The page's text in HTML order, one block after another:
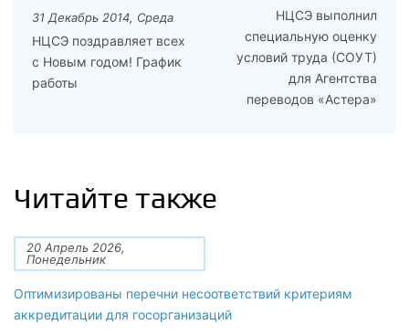
31 Декабрь 2014, Среда
НЦСЭ поздравляет всех
с Новым годом! График
работы
НЦСЭ выполнил
специальную оценку
условий труда (СОУТ)
для Агентства
переводов «Астера»
Читайте также
20 Апрель 2026,
Понедельник
Оптимизированы перечни несоответствий критериям
аккредитации для госорганизаций